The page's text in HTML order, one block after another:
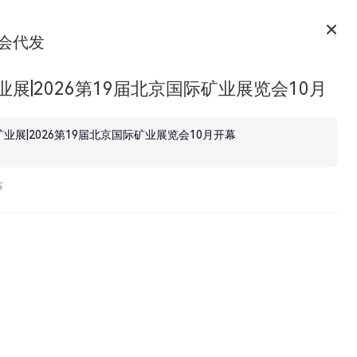
代发
展|2026第19届北京国际矿业展览会10月
业展|2026第19届北京国际矿业展览会10月开幕